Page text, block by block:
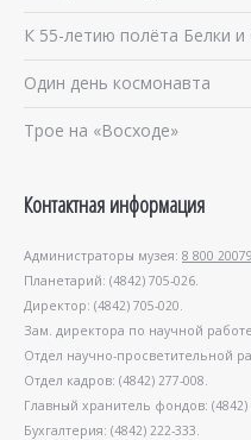
К 55-летию полёта Белки и
Один день космонавта
Трое на «Восходе»
Контактная информация
Администраторы музея: 8 800
Планетарий: (4842) 705-026.
Директор: (4842) 705-020.
Зам. директора по научной
Отдел научно-просветительной
Отдел кадров: (4842) 277-008.
Главный хранитель фондов: (4842)
Бухгалтерия: (4842) 222-333.